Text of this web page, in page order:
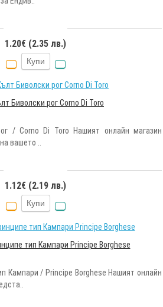
1.20€ (2.35 лв.)
Купи
Биволски рог Corno Di Toro
/ Corno Di Toro Нашият онлайн магазин
вашето ..
1.12€ (2.19 лв.)
Купи
тип Кампари Principe Borghese
Кампари / Principe Borghese Нашият онлайн